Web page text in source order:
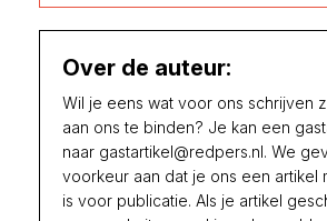
Over de auteur:
Wil je eens wat voor ons schrijven
aan ons te binden? Je kan een
naar gastartikel@redpers.nl. We
voorkeur aan dat je ons een artikel
is voor publicatie. Als je artikel